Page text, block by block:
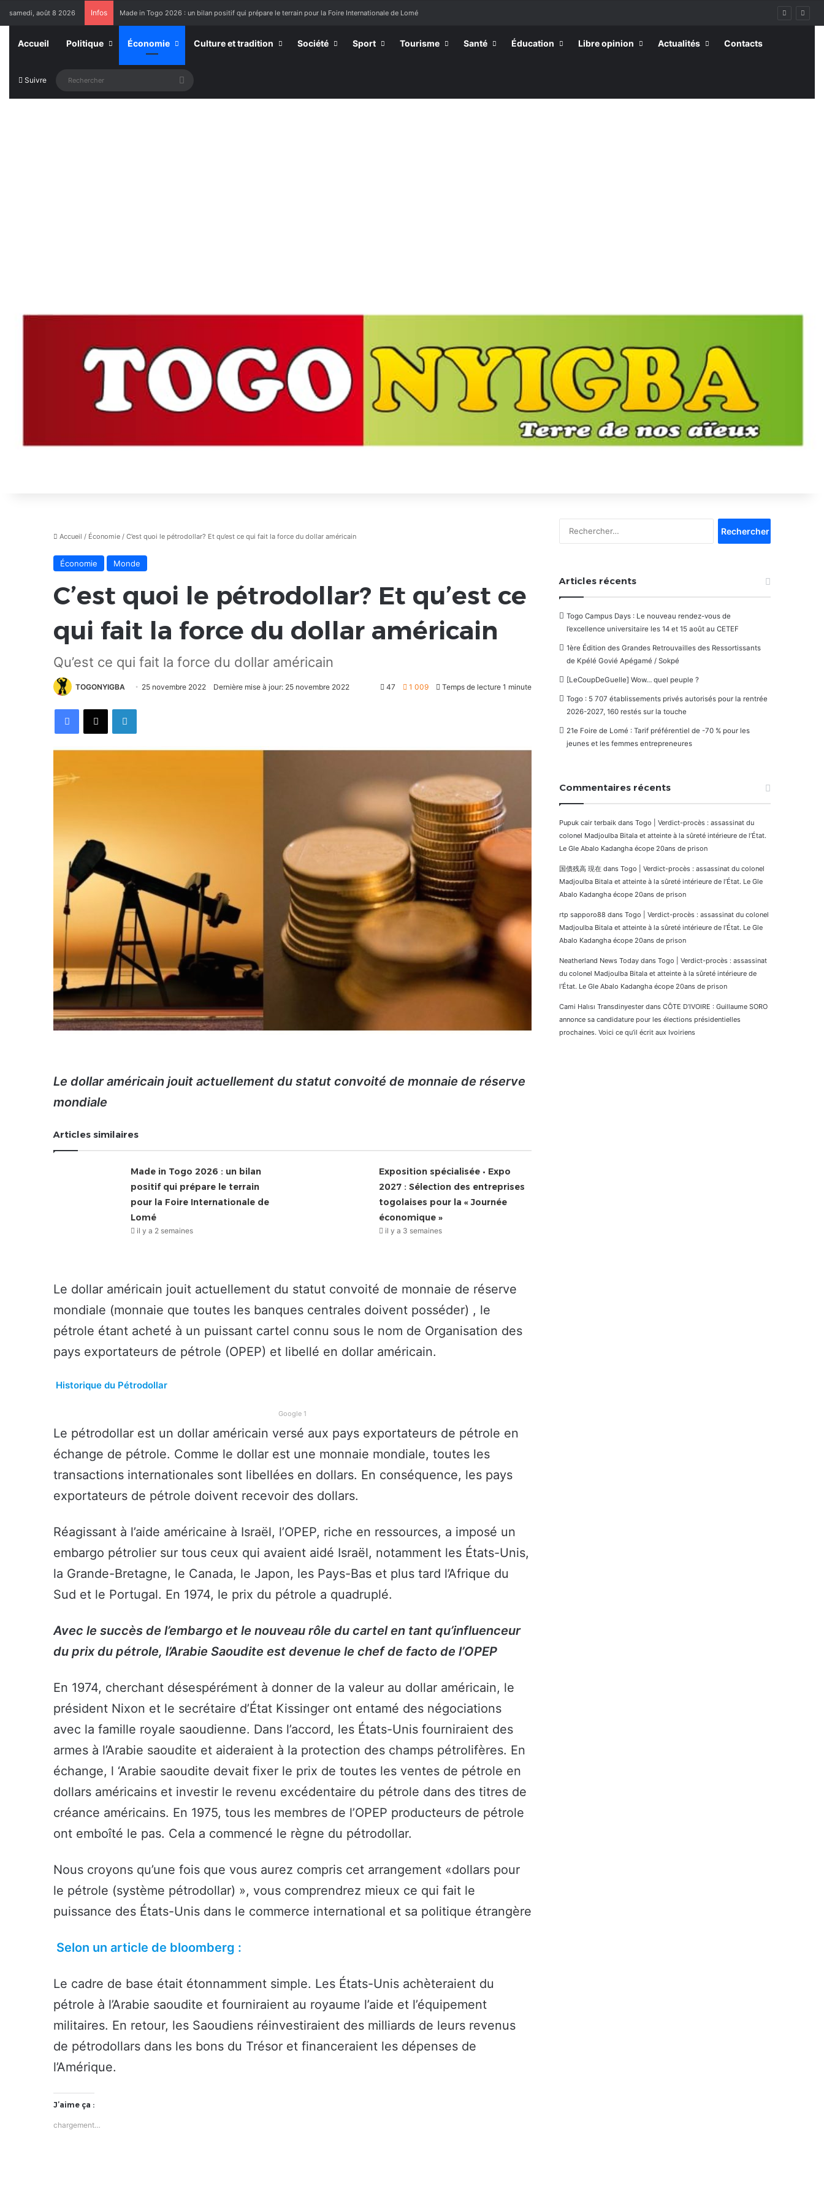
samedi, août 8 2026 Infos Made in Togo 2026 : un bilan positif qui prépare le terrain pour la Foire Internationale de Lomé
Accueil Politique Économie Culture et tradition Société Sport Tourisme Santé Éducation Libre opinion Actualités Contacts
Suivre Rechercher
Accueil / Économie / C’est quoi le pétrodollar? Et qu’est ce qui fait la force du dollar américain
Économie Monde
C’est quoi le pétrodollar? Et qu’est ce
qui fait la force du dollar américain
Qu’est ce qui fait la force du dollar américain
TOGONYIGBA 25 novembre 2022 Dernière mise à jour: 25 novembre 2022 47 1 009 Temps de lecture 1 minute
FacebookX Linkedin
Le dollar américain jouit actuellement du statut convoité de monnaie de réserve
mondiale
Articles similaires
Made in Togo 2026 : un bilan
positif qui prépare le terrain
pour la Foire Internationale de
Lomé
il y a 2 semaines
Exposition spécialisée • Expo
2027 : Sélection des entreprises
togolaises pour la « Journée
économique »
il y a 3 semaines
Le dollar américain jouit actuellement du statut convoité de monnaie de réserve
mondiale (monnaie que toutes les banques centrales doivent posséder) , le
pétrole étant acheté à un puissant cartel connu sous le nom de Organisation des
pays exportateurs de pétrole (OPEP) et libellé en dollar américain.
Historique du Pétrodollar
Google 1
Le pétrodollar est un dollar américain versé aux pays exportateurs de pétrole en
échange de pétrole. Comme le dollar est une monnaie mondiale, toutes les
transactions internationales sont libellées en dollars. En conséquence, les pays
exportateurs de pétrole doivent recevoir des dollars.
Réagissant à l’aide américaine à Israël, l’OPEP, riche en ressources, a imposé un
embargo pétrolier sur tous ceux qui avaient aidé Israël, notamment les États-Unis,
la Grande-Bretagne, le Canada, le Japon, les Pays-Bas et plus tard l’Afrique du
Sud et le Portugal. En 1974, le prix du pétrole a quadruplé.
Avec le succès de l’embargo et le nouveau rôle du cartel en tant qu’influenceur
du prix du pétrole, l’Arabie Saoudite est devenue le chef de facto de l’OPEP
En 1974, cherchant désespérément à donner de la valeur au dollar américain, le
président Nixon et le secrétaire d’État Kissinger ont entamé des négociations
avec la famille royale saoudienne. Dans l’accord, les États-Unis fourniraient des
armes à l’Arabie saoudite et aideraient à la protection des champs pétrolifères. En
échange, l ‘Arabie saoudite devait fixer le prix de toutes les ventes de pétrole en
dollars américains et investir le revenu excédentaire du pétrole dans des titres de
créance américains. En 1975, tous les membres de l’OPEP producteurs de pétrole
ont emboîté le pas. Cela a commencé le règne du pétrodollar.
Nous croyons qu’une fois que vous aurez compris cet arrangement «dollars pour
le pétrole (système pétrodollar) », vous comprendrez mieux ce qui fait le
puissance des États-Unis dans le commerce international et sa politique étrangère
Selon un article de bloomberg :
Le cadre de base était étonnamment simple. Les États-Unis achèteraient du
pétrole à l’Arabie saoudite et fourniraient au royaume l’aide et l’équipement
militaires. En retour, les Saoudiens réinvestiraient des milliards de leurs revenus
de pétrodollars dans les bons du Trésor et financeraient les dépenses de
l’Amérique.
J’aime ça :
chargement…
Articles récents
Togo Campus Days : Le nouveau rendez-vous de
l’excellence universitaire les 14 et 15 août au CETEF
1ère Édition des Grandes Retrouvailles des Ressortissants
de Kpélé Govié Apégamé / Sokpé
[LeCoupDeGuelle] Wow… quel peuple ?
Togo : 5 707 établissements privés autorisés pour la rentrée
2026-2027, 160 restés sur la touche
21e Foire de Lomé : Tarif préférentiel de -70 % pour les
jeunes et les femmes entrepreneures
Commentaires récents
Pupuk cair terbaik dans Togo | Verdict-procès : assassinat du
colonel Madjoulba Bitala et atteinte à la sûreté intérieure de l’État.
Le Gle Abalo Kadangha écope 20ans de prison
国債残高 現在 dans Togo | Verdict-procès : assassinat du colonel
Madjoulba Bitala et atteinte à la sûreté intérieure de l’État. Le Gle
Abalo Kadangha écope 20ans de prison
rtp sapporo88 dans Togo | Verdict-procès : assassinat du colonel
Madjoulba Bitala et atteinte à la sûreté intérieure de l’État. Le Gle
Abalo Kadangha écope 20ans de prison
Neatherland News Today dans Togo | Verdict-procès : assassinat
du colonel Madjoulba Bitala et atteinte à la sûreté intérieure de
l’État. Le Gle Abalo Kadangha écope 20ans de prison
Cami Halısı Transdinyester dans CÔTE D’IVOIRE : Guillaume SORO
annonce sa candidature pour les élections présidentielles
prochaines. Voici ce qu’il écrit aux Ivoiriens